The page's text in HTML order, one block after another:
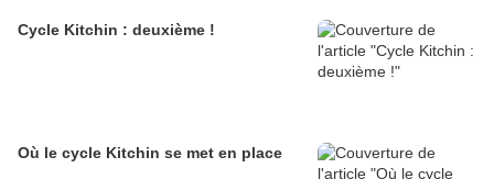
Cycle Kitchin : deuxième !
Où le cycle Kitchin se met en place